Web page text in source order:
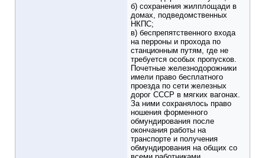
б) сохранения жилплощади в
домах, подведомственных
НКПС;
в) беспрепятственного входа
на перроны и прохода по
станционным путям, где не
требуется особых пропусков.
Почетные железнодорожники
имели право бесплатного
проезда по сети железных
дорог СССР в мягких вагонах.
За ними сохранялось право
ношения форменного
обмундирования после
окончания работы на
транспорте и получения
обмундирования на общих со